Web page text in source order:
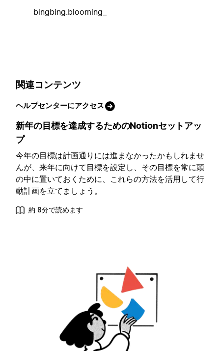
bingbing.blooming_
関連コンテンツ
ヘルプセンターにアクセス
新年の目標を達成するためのNotionセットアッ
プ
今年の目標は計画通りには進まなかったかもしれませ
んが、来年に向けて目標を設定し、その目標を常に頭
の中に置いておくために、これらの方法を活用して行
動計画を立てましょう。
約 8分で読めます